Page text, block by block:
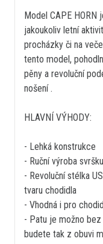
Model CAPE
jakoukoliv letní
procházky či na
tento model,
pěny a revoluční
nošení .
HLAVNÍ VÝHODY:
- Lehká konstrukce
- Ruční výroba svršku
- Revoluční stélka
tvaru chodidla
- Vhodná i pro
- Patu je možno
budete tak z obuvi